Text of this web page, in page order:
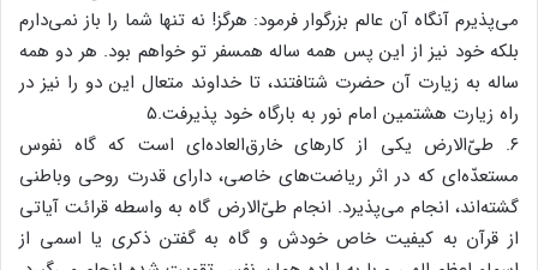
می‌پذیرم آنگاه آن عالم بزرگوار فرمود: هرگز! نه تنها شما را باز نمی‌دارم
بلکه خود نیز از این پس همه ساله همسفر تو خواهم بود. هر دو همه
ساله به زیارت آن حضرت شتافتند، تا خداوند متعال این دو را نیز در
راه زیارت هشتمین امام نور به بارگاه خود پذیرفت.۵
۶. طیّ‌الارض یکی از کارهای خارق‌العاده‌ای است که گاه نفوس
مستعدّه‌ای که در اثر ریاضت‌های خاصی، دارای قدرت روحی وباطنی
گشته‌اند، انجام می‌پذیرد. انجام طیّ‌الارض گاه به واسطه قرائت آیاتی
از قرآن به کیفیت خاص خودش و گاه به گفتن ذکری یا اسمی از